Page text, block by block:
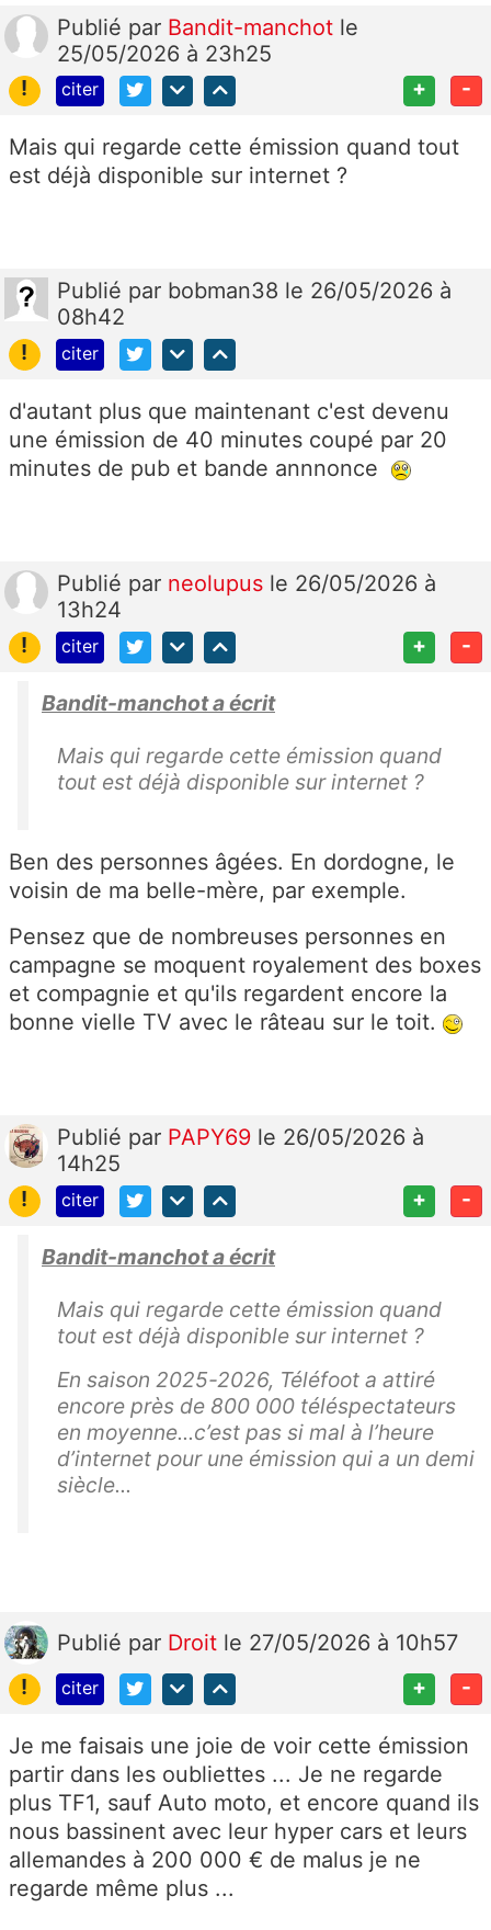
Publié par Bandit-manchot le
25/05/2026 à 23h25
!
citer + -
Mais qui regarde cette émission quand tout
est déjà disponible sur internet ?
Publié par bobman38 le 26/05/2026 à
08h42
!
citer
d'autant plus que maintenant c'est devenu
une émission de 40 minutes coupé par 20
minutes de pub et bande annnonce
Publié par neolupus le 26/05/2026 à
13h24
!
citer + -
Bandit-manchot a écrit
Mais qui regarde cette émission quand
tout est déjà disponible sur internet ?
Ben des personnes âgées. En dordogne, le
voisin de ma belle-mère, par exemple.
Pensez que de nombreuses personnes en
campagne se moquent royalement des boxes
et compagnie et qu'ils regardent encore la
bonne vielle TV avec le râteau sur le toit.
Publié par PAPY69 le 26/05/2026 à
14h25
!
citer + -
Bandit-manchot a écrit
Mais qui regarde cette émission quand
tout est déjà disponible sur internet ?
En saison 2025-2026, Téléfoot a attiré
encore près de 800 000 téléspectateurs
en moyenne...c’est pas si mal à l’heure
d’internet pour une émission qui a un demi
siècle...
Publié par Droit le 27/05/2026 à 10h57
!
citer + -
Je me faisais une joie de voir cette émission
partir dans les oubliettes ... Je ne regarde
plus TF1, sauf Auto moto, et encore quand ils
nous bassinent avec leur hyper cars et leurs
allemandes à 200 000 € de malus je ne
regarde même plus ...